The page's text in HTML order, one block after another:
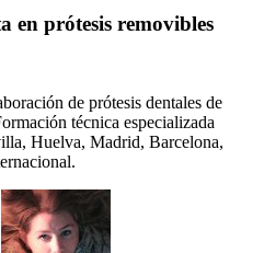
en prótesis removibles
de prótesis dentales de
técnica especializada
Huelva, Madrid, Barcelona,